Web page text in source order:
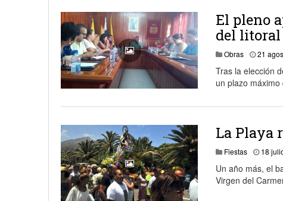
El pleno
del litoral
Obras 21
Tras la elección
un plazo
La Playa
Fiestas 18
Un año más, el
Virgen del